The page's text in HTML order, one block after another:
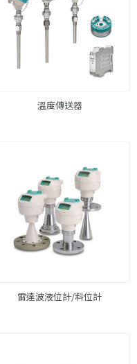
溫度傳送器
雷達波液位計/料位計